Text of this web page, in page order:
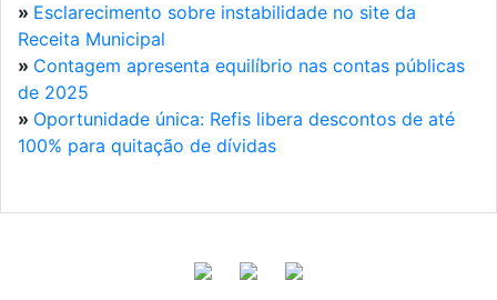
» Esclarecimento sobre instabilidade no site da
Receita Municipal
» Contagem apresenta equilíbrio nas contas públicas
de 2025
» Oportunidade única: Refis libera descontos de até
100% para quitação de dívidas